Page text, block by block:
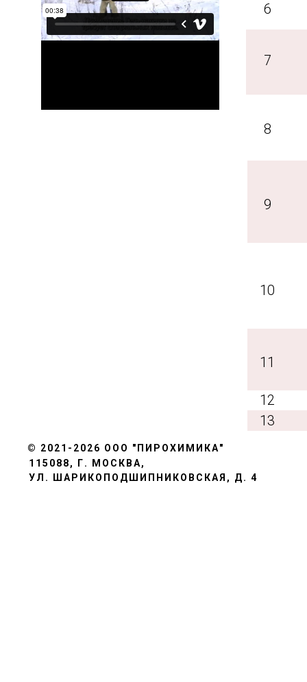
6
8
9
10
11
12
13
7
© 2021-2026 ООО "ПИРОХИМИКА"
115088, Г. МОСКВА,
УЛ. ШАРИКОПОДШИПНИКОВСКАЯ, Д. 4